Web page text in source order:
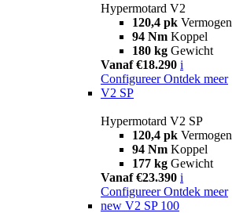
Hypermotard V2
120,4 pk Vermogen
94 Nm Koppel
180 kg Gewicht
Vanaf €18.290 i
Configureer Ontdek meer
V2 SP
Hypermotard V2 SP
120,4 pk Vermogen
94 Nm Koppel
177 kg Gewicht
Vanaf €23.390 i
Configureer Ontdek meer
new V2 SP 100